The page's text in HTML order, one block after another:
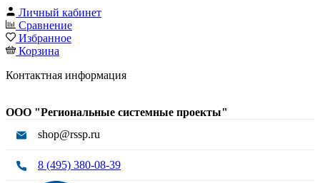
Личный кабинет
Сравнение
Избранное
Корзина
Контактная информация
ООО "Региональные системные проекты"
shop@rssp.ru
8 (495) 380-08-39